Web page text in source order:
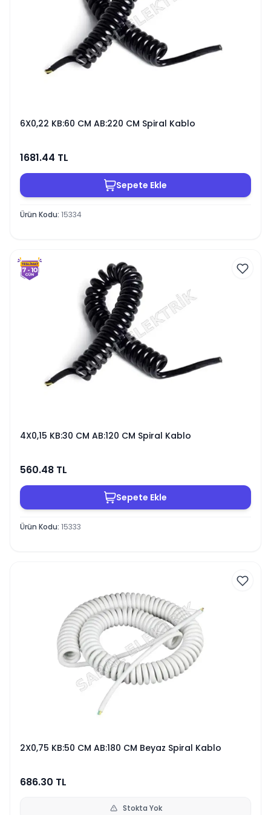
6X0,22 KB:60 CM AB:220 CM Spiral Kablo
1681.44 TL
Sepete Ekle
Ürün Kodu: 15334
4X0,15 KB:30 CM AB:120 CM Spiral Kablo
560.48 TL
Sepete Ekle
Ürün Kodu: 15333
2X0,75 KB:50 CM AB:180 CM Beyaz Spiral Kablo
686.30 TL
Stokta Yok